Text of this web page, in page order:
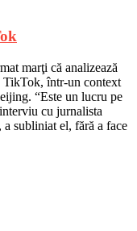
marţi că analizează
TikTok, într-un context
“Este un lucru pe
cu jurnalista
a subliniat el, fără a face